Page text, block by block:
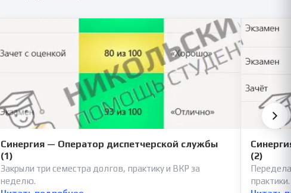
Синергия — Оператор диспетчерской службы
(1)
Закрыли три семестра долгов, практику и ВКР за
неделю.
(2)
практики.